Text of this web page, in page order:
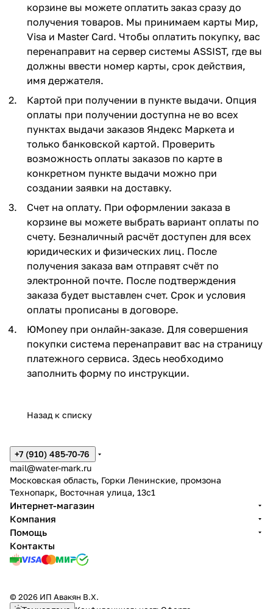
корзине вы можете оплатить заказ сразу до
получения товаров. Мы принимаем карты Мир,
Visa и Master Card. Чтобы оплатить покупку, вас
перенаправит на сервер системы ASSIST, где вы
должны ввести номер карты, срок действия,
имя держателя.
Картой при получении в пункте выдачи. Опция
оплаты при получении доступна не во всех
пунктах выдачи заказов Яндекс Маркета и
только банковской картой. Проверить
возможность оплаты заказов по карте в
конкретном пункте выдачи можно при
создании заявки на доставку.
Счет на оплату. При оформлении заказа в
корзине вы можете выбрать вариант оплаты по
счету. Безналичный расчёт доступен для всех
юридических и физических лиц. После
получения заказа вам отправят счёт по
электронной почте. После подтверждения
заказа будет выставлен счет. Срок и условия
оплаты прописаны в договоре.
ЮMoney при онлайн-заказе. Для совершения
покупки система перенаправит вас на страницу
платежного сервиса. Здесь необходимо
заполнить форму по инструкции.
Назад к списку
+7 (910) 485-70-76
mail@water-mark.ru
Московская область, Горки Ленинские, промзона
Технопарк, Восточная улица, 13с1
Интернет-магазин
Компания
Помощь
Контакты
© 2026 ИП Авакян В.Х.